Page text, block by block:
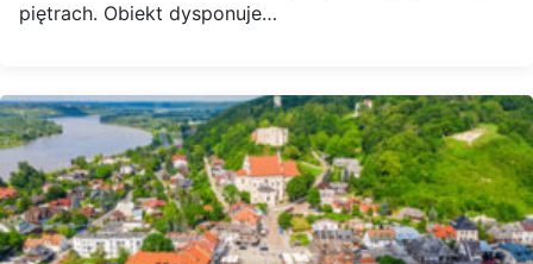
piętrach. Obiekt dysponuje…